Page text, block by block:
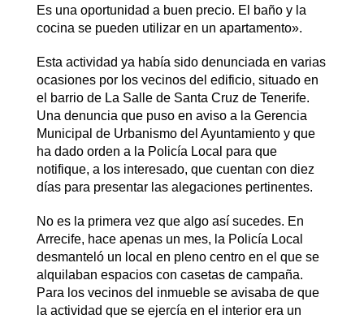
Es una oportunidad a buen precio. El baño y la
cocina se pueden utilizar en un apartamento».
Esta actividad ya había sido denunciada en varias
ocasiones por los vecinos del edificio, situado en
el barrio de La Salle de Santa Cruz de Tenerife.
Una denuncia que puso en aviso a la Gerencia
Municipal de Urbanismo del Ayuntamiento y que
ha dado orden a la Policía Local para que
notifique, a los interesado, que cuentan con diez
días para presentar las alegaciones pertinentes.
No es la primera vez que algo así sucedes. En
Arrecife, hace apenas un mes, la Policía Local
desmanteló un local en pleno centro en el que se
alquilaban espacios con casetas de campaña.
Para los vecinos del inmueble se avisaba de que
la actividad que se ejercía en el interior era un